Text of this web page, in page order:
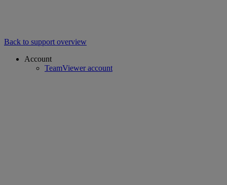
Back to support overview
Account
TeamViewer account